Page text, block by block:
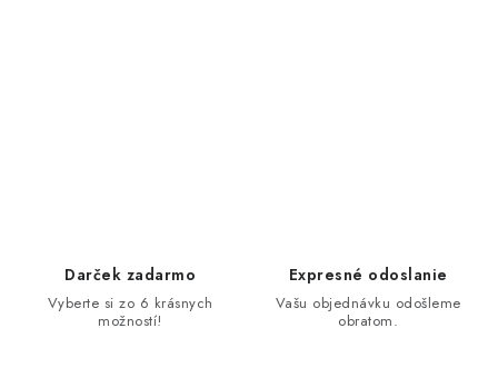
Darček zadarmo
Vyberte si zo 6 krásnych
možností!
Expresné odoslanie
Vašu objednávku odošleme
obratom.